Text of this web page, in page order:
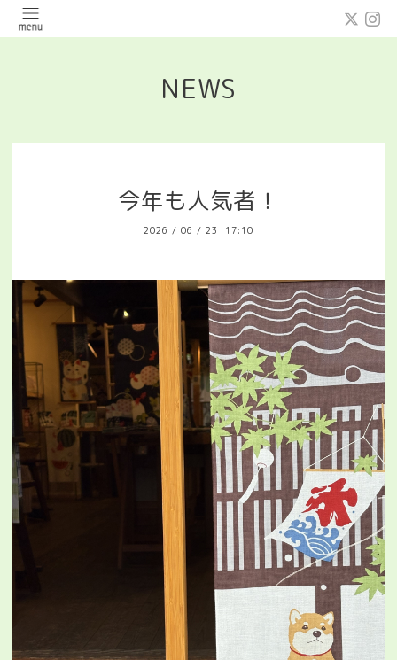
NEWS
今年も人気者！
2026 / 06 / 23 17:10